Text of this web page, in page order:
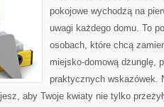
pokojowe wychodzą na
uwagi każdego domu. To
osobach, które chcą
miejsko-domową dżunglę,
praktycznych wskazówek.
aby Twoje kwiaty nie tylko